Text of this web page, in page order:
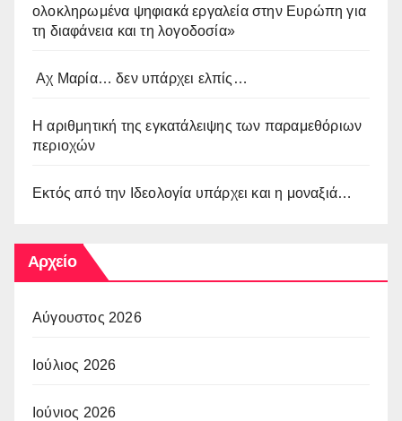
ολοκληρωμένα ψηφιακά εργαλεία στην Ευρώπη για
τη διαφάνεια και τη λογοδοσία»
Αχ Μαρία… δεν υπάρχει ελπίς…
Η αριθμητική της εγκατάλειψης των παραμεθόριων
περιοχών
Εκτός από την Ιδεολογία υπάρχει και η μοναξιά…
Αρχείο
Αύγουστος 2026
Ιούλιος 2026
Ιούνιος 2026